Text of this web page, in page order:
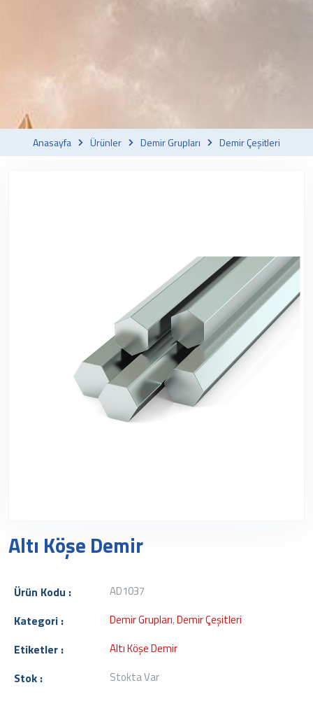
Anasayfa Ürünler Demir Grupları Demir Çeşitleri
Altı Köşe Demir
Ürün Kodu : AD1037
Kategori : Demir Grupları,Demir Çeşitleri
Etiketler : Altı Köşe Demir
Stok : Stokta Var